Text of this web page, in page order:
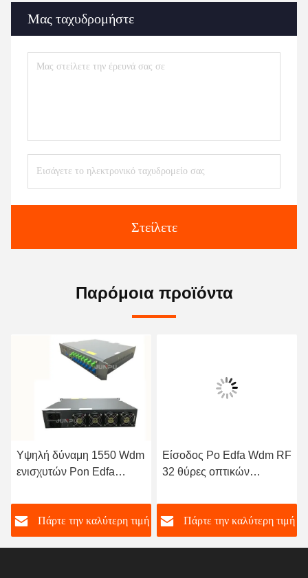
Μας ταχυδρομήστε
Στείλετε
Παρόμοια προϊόντα
Υψηλή δύναμη 1550 Wdm
ενισχυτών Pon Edfa
αποτελέσματα ανά 19dbm,
edfa 1550
Πάρτε την καλύτερη τιμή
Είσοδος Ρο Edfa Wdm RF
32 θύρες οπτικών
λέιζερ JDSU
Πάρτε την καλύτερη τιμή